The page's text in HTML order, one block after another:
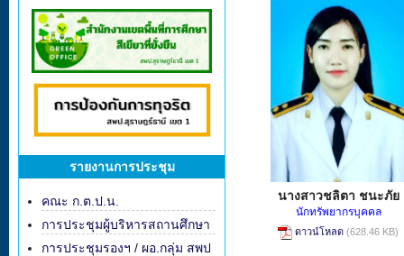
รายงานการประชุม
คณะ ก.ต.ป.น.
การประชุมผู้บริหารสถานศึกษา
การประชุมรองฯ / ผอ.กลุ่ม สพป
นางสาวชลิตา ชนะภัย
นักทรัพยากรบุคคล
ดาวน์โหลด (628.46 KB)